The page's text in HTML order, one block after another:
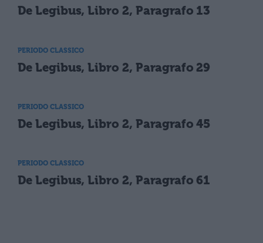
De Legibus, Libro 2, Paragrafo 13
PERIODO CLASSICO
De Legibus, Libro 2, Paragrafo 29
PERIODO CLASSICO
De Legibus, Libro 2, Paragrafo 45
PERIODO CLASSICO
De Legibus, Libro 2, Paragrafo 61